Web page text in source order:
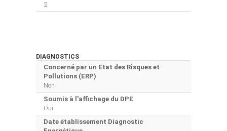
2
DIAGNOSTICS
Concerné par un Etat des Risques et
Pollutions (ERP)
Non
Soumis à l'affichage du DPE
Oui
Date établissement Diagnostic